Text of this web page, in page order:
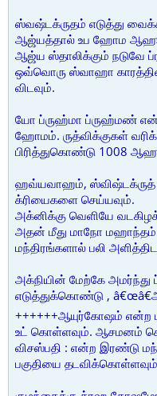
ஸ்வஷ்டக்ருதம் எடுத்து வைக்க
ஆஜ்யத்தால் உப ஹோம
ஆஜ்ய ஸ்தாலிக்கும் நடுவே
ஒவ்வொரு ஸ்வாஹா
விடவும்.
யோ ப்ருஹ்மா ப்ருஹ்மண்
ஹோமம். ருத்விக்குகள்
பிரித்துகொண்டு 1008
ஹவ்யவாஹம், ஸ்விஷ்டக்ருத்
க்ரியைகளை செய்யவும்.
அக்னிக்கு வெளியே
அதன் மீது மாநோ
மந்திரங்களால் பலி
அக்நியின் மேற்கே அமர்ந்து
எடுத்துக்கொண்டு ,
++++++ஆயுர்கோஷம் என்ற
உட் கொள்ளவும். ஆசமனம்
விசஸ்பதி : என்ற இரண்டு
பகுதியை